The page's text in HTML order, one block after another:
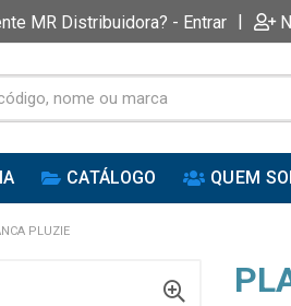
MR Distribuidora? - Entrar |
CATÁLOGO QUEM
PLUZIE